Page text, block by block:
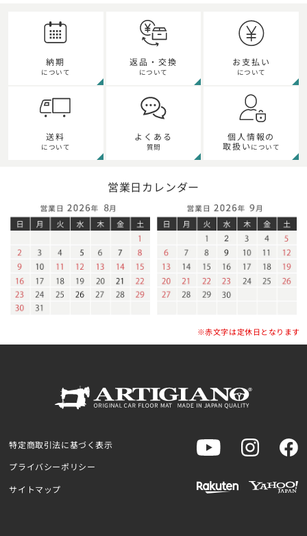
納期
について
返品・交換
について
お支払い
について
送料
について
よくある
質問
個人情報の
取扱い について
営業日カレンダー
※赤文字は定休日となります
特定商取引法に基づく表示
プライバシーポリシー
サイトマップ